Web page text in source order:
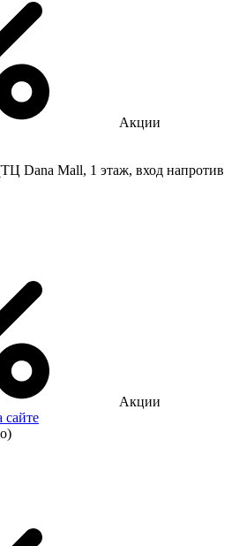
Акции
Dana Mall, 1 этаж, вход напротив
Акции
сайте